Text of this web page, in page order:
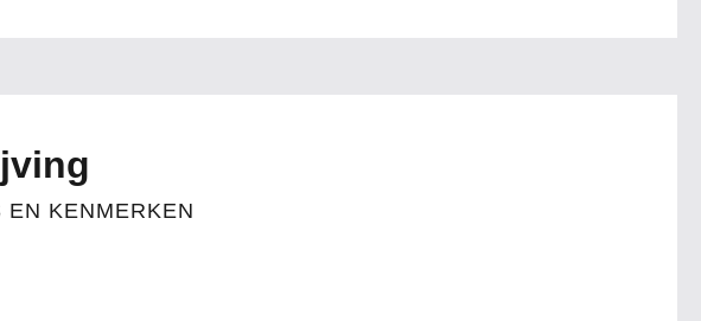
KENMERKEN